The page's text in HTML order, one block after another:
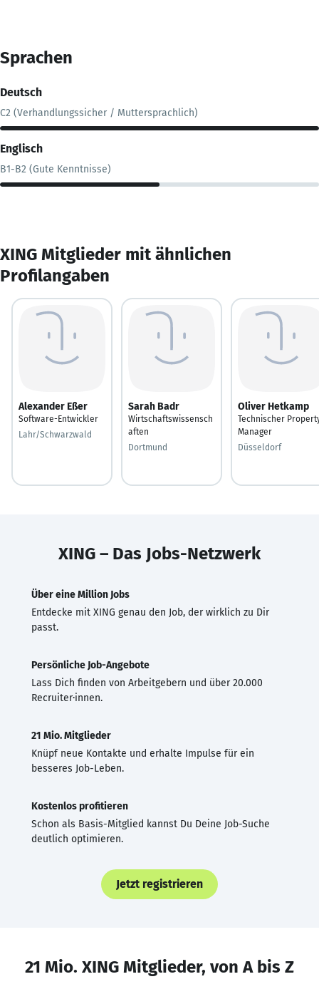
Sprachen
Deutsch
C2 (Verhandlungssicher / Muttersprachlich)
Englisch
B1-B2 (Gute Kenntnisse)
XING Mitglieder mit ähnlichen
Profilangaben
Alexander Eßer
Software-Entwickler
Lahr/Schwarzwald
Sarah Badr
Wirtschaftswissensch
aften
Dortmund
Oliver Hetkamp
Technischer
Manager
Düsseldorf
XING – Das Jobs-Netzwerk
Über eine Million Jobs
Entdecke mit XING genau den Job, der wirklich zu Dir
passt.
Persönliche Job-Angebote
Lass Dich finden von Arbeitgebern und über 20.000
Recruiter·innen.
21 Mio. Mitglieder
Knüpf neue Kontakte und erhalte Impulse für ein
besseres Job-Leben.
Kostenlos profitieren
Schon als Basis-Mitglied kannst Du Deine Job-Suche
deutlich optimieren.
Jetzt registrieren
21 Mio. XING Mitglieder, von A bis Z